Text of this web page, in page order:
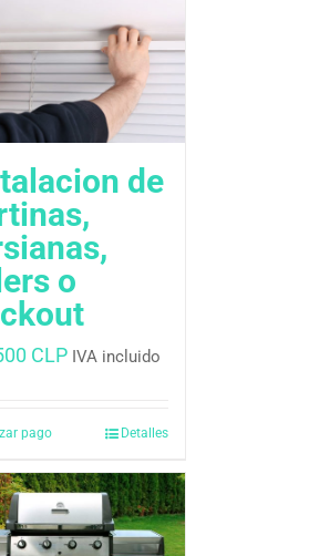
de
o
CLP IVA incluido
pago Detalles